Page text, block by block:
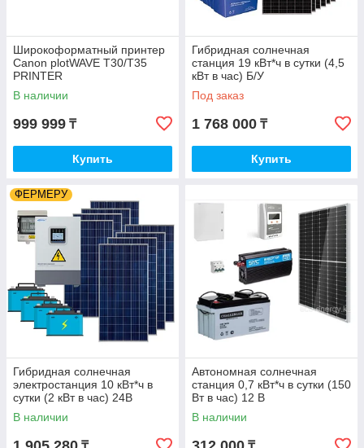
Широкоформатный принтер
Canon plotWAVE T30/T35
PRINTER
В наличии
999 999 ₸
Купить
Гибридная солнечная
станция 19 кВт*ч в сутки (4,5
кВт в час) Б/У
Под заказ
1 768 000 ₸
Купить
ФЕРМЕРУ
Гибридная солнечная
электростанция 10 кВт*ч в
сутки (2 кВт в час) 24В
В наличии
Автономная солнечная
станция 0,7 кВт*ч в сутки (150
Вт в час) 12 В
В наличии